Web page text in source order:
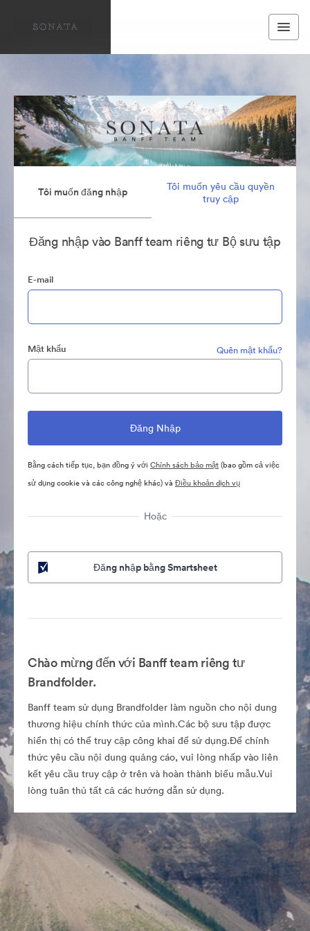
Tôi muốn đăng nhập
Tôi muốn yêu cầu quyền
truy cập
Đăng nhập vào Banff team riêng tư Bộ sưu tập
E-mail
Mật khẩu Quên mật khẩu?
Bằng cách tiếp tục, bạn đồng ý với Chính sách bảo mật(bao gồm cả việc
sử dụng cookie và các công nghệ khác) và Điều khoản dịch vụ
Hoặc
Đăng nhập bằng Smartsheet
Chào mừng đến với Banff team riêng tư
Brandfolder.
Banff team sử dụng Brandfolder làm nguồn cho nội dung
thương hiệu chính thức của mình.Các bộ sưu tập được
hiển thị có thể truy cập công khai để sử dụng.Để chính
thức yêu cầu nội dung quảng cáo, vui lòng nhấp vào liên
kết yêu cầu truy cập ở trên và hoàn thành biểu mẫu.Vui
lòng tuân thủ tất cả các hướng dẫn sử dụng.